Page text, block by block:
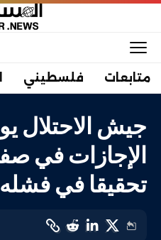
متابعات فلسطيني
جيش الاحتلال
الإجازات في
تحقيقا في فشله في 7